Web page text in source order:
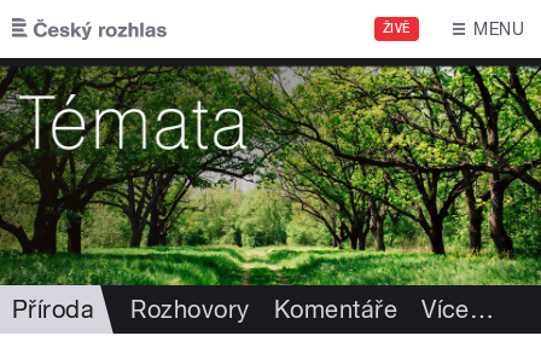
Přejít k hlavnímu obsahu
ŽIVĚ MENU
Příroda Rozhovory Komentáře Více…